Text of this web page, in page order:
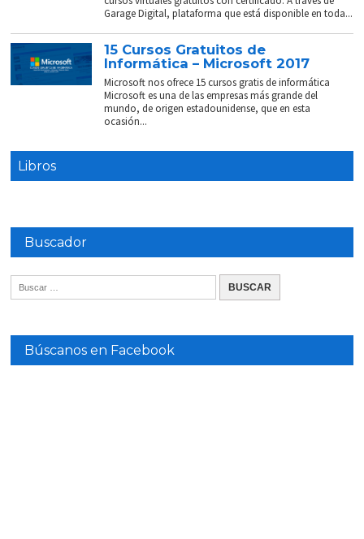
Garage Digital, plataforma que está disponible en toda...
15 Cursos Gratuitos de
Informática – Microsoft 2017
Microsoft nos ofrece 15 cursos gratis de informática
Microsoft es una de las empresas más grande del
mundo, de origen estadounidense, que en esta
ocasión...
Libros
Buscador
Búscanos en Facebook